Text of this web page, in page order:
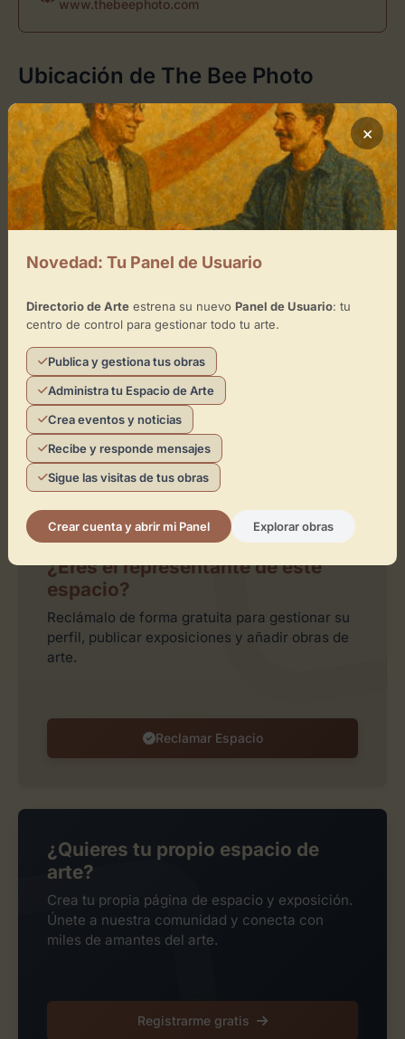
www.thebeephoto.com
Ubicación de The Bee Photo
Cómo llegar
The Bee Photo
+
−
Leaflet
Toca el mapa para interactuar
¿Eres el representante de este
espacio?
Reclámalo de forma gratuita para gestionar su
perfil, publicar exposiciones y añadir obras de
arte.
Reclamar Espacio
¿Quieres tu propio espacio de
arte?
Crea tu propia página de espacio y exposición.
Únete a nuestra comunidad y conecta con
miles de amantes del arte.
Registrarme gratis
×
Novedad: Tu Panel de Usuario
Directorio de Arteestrena su nuevo Panel de Usuario: tu
centro de control para gestionar todo tu arte.
Publica y gestiona tus obras
Administra tu Espacio de Arte
Crea eventos y noticias
Recibe y responde mensajes
Sigue las visitas de tus obras
Crear cuenta y abrir mi Panel Explorar obras